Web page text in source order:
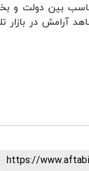
بین دولت و
در بازار
https://